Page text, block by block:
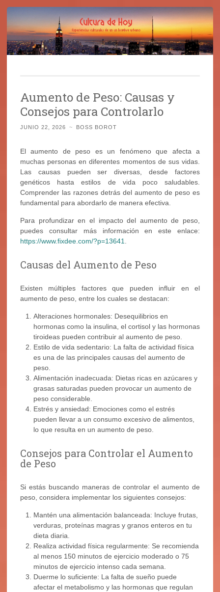
contenido
Aumento de Peso: Causas y
Consejos para Controlarlo
JUNIO 22, 2026 ~ BOSS BOROT
El aumento de peso es un fenómeno que afecta a
muchas personas en diferentes momentos de sus vidas.
Las causas pueden ser diversas, desde factores
genéticos hasta estilos de vida poco saludables.
Comprender las razones detrás del aumento de peso es
fundamental para abordarlo de manera efectiva.
Para profundizar en el impacto del aumento de peso,
puedes consultar más información en este enlace:
https://www.fixdee.com/?p=13641.
Causas del Aumento de Peso
Existen múltiples factores que pueden influir en el
aumento de peso, entre los cuales se destacan:
Alteraciones hormonales: Desequilibrios en
hormonas como la insulina, el cortisol y las hormonas
tiroideas pueden contribuir al aumento de peso.
Estilo de vida sedentario: La falta de actividad física
es una de las principales causas del aumento de
peso.
Alimentación inadecuada: Dietas ricas en azúcares y
grasas saturadas pueden provocar un aumento de
peso considerable.
Estrés y ansiedad: Emociones como el estrés
pueden llevar a un consumo excesivo de alimentos,
lo que resulta en un aumento de peso.
Consejos para Controlar el Aumento
de Peso
Si estás buscando maneras de controlar el aumento de
peso, considera implementar los siguientes consejos:
Mantén una alimentación balanceada: Incluye frutas,
verduras, proteínas magras y granos enteros en tu
dieta diaria.
Realiza actividad física regularmente: Se recomienda
al menos 150 minutos de ejercicio moderado o 75
minutos de ejercicio intenso cada semana.
Duerme lo suficiente: La falta de sueño puede
afectar el metabolismo y las hormonas que regulan